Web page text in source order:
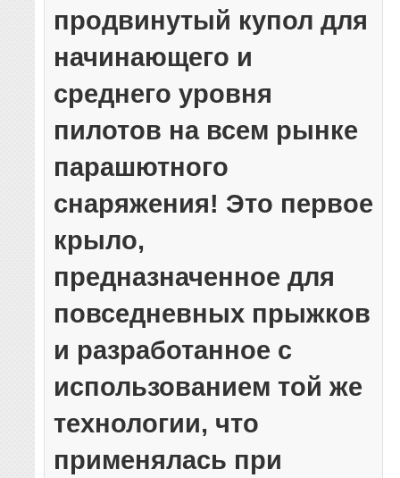
продвинутый купол для
начинающего и
среднего уровня
пилотов на всем рынке
парашютного
снаряжения! Это первое
крыло,
предназначенное для
повседневных прыжков
и разработанное с
использованием той же
технологии, что
применялась при